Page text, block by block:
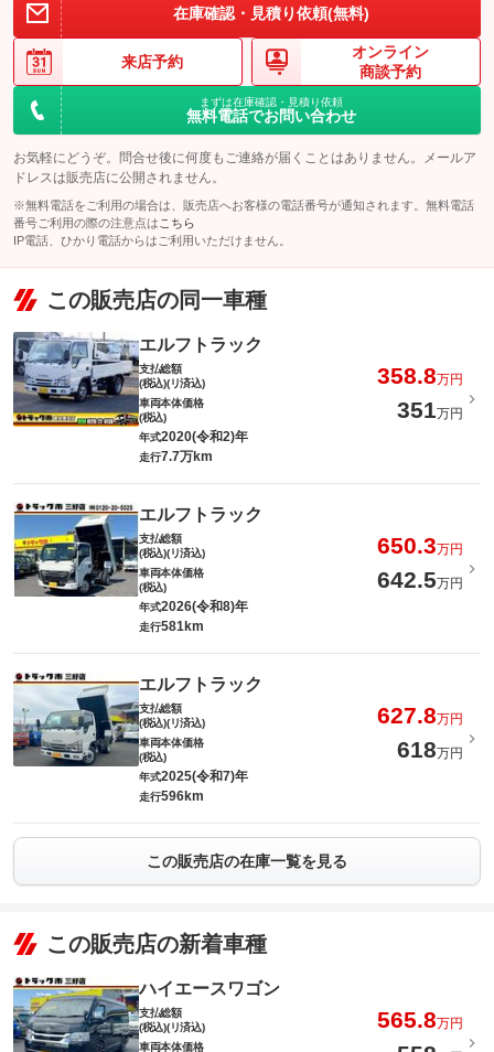
在庫確認・見積り依頼(無料)
来店予約
オンライン
商談予約
まずは在庫確認・見積り依頼
無料電話でお問い合わせ
お気軽にどうぞ。問合せ後に何度もご連絡が届くことはありません。メールア
ドレスは販売店に公開されません。
※無料電話をご利用の場合は、販売店へお客様の電話番号が通知されます。無料電話
番号ご利用の際の注意点は こちら
IP電話、ひかり電話からはご利用いただけません。
この販売店の同一車種
エルフトラック
支払総額
(税込)(リ済込)
358.8万円
車両本体価格
(税込)
351万円
年式2020(令和2)年
走行7.7万km
エルフトラック
支払総額
(税込)(リ済込)
650.3万円
車両本体価格
(税込)
642.5万円
年式2026(令和8)年
走行581km
エルフトラック
支払総額
(税込)(リ済込)
627.8万円
車両本体価格
(税込)
618万円
年式2025(令和7)年
走行596km
この販売店の在庫一覧を見る
この販売店の新着車種
ハイエースワゴン
支払総額
(税込)(リ済込)
565.8万円
車両本体価格